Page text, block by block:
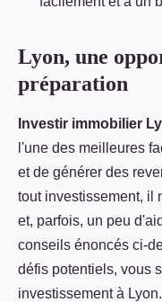
Lyon, une
préparation
Investir immobilier
l'une des meilleures
et de générer des
tout investissement, il
et, parfois, un peu
conseils énoncés ci-
défis potentiels, vous
investissement à Lyon.